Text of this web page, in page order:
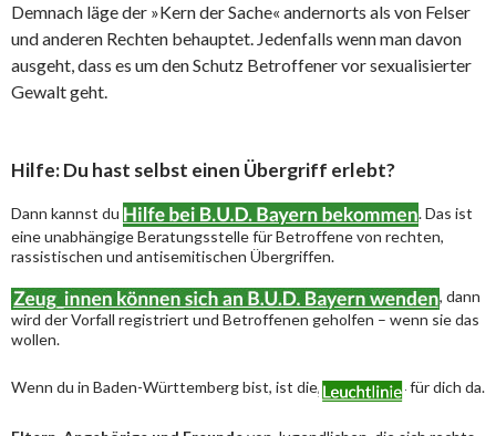
Demnach läge der »Kern der Sache« andernorts als von Felser
und anderen Rechten behauptet. Jedenfalls wenn man davon
ausgeht, dass es um den Schutz Betroffener vor sexualisierter
Gewalt geht.
Hilfe: Du hast selbst einen Übergriff erlebt?
Dann kannst du
. Das ist
eine unabhängige Beratungsstelle für Betroffene von rechten,
rassistischen und antisemitischen Übergriffen.
, dann
wird der Vorfall registriert und Betroffenen geholfen – wenn sie das
wollen.
Wenn du in Baden-Württemberg bist, ist die für dich da.